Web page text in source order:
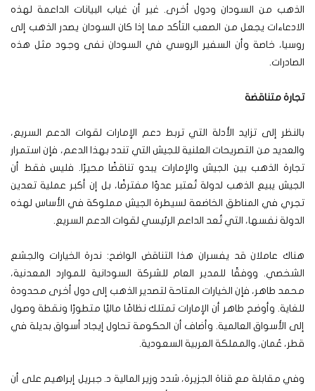
الذهب من السودان ودول أخرى. غير أن غياب البيانات الداعمة لهذه
الادعاءات يجعل من الصعب التأكد مما إذا كان السودان يصدر الذهب إلى
روسيا، خاصة وأن السفير الروسي في السودان نفى وجود مثل هذه
الصادرات.
تجارة متناقضة
بالنظر إلى تزايد الأدلة التي تربط دعم الإمارات لقوات الدعم السريع،
والعديد من التصريحات العلنية للجيش التي تندد بهذا الدعم، فإن استمرار
تجارة الذهب بين الجيش والإمارات يبدو تناقضًا محيرًا. فليس فقط أن
الجيش يبيع الذهب لدولة تُعتبر عدوًا مفترضًا، بل إن أكبر عملية تعدين
تجري في المناطق الخاضعة لسيطرة الجيش مملوكة في الأساس لهذه
الدولة نفسها، التي تُعد الداعم الرئيسي لقوات الدعم السريع.
هناك عاملان قد يفسران هذا التناقض الواضح: ندرة الخيارات والجشع
الشخصي. ووفقًا للمدير العام للشركة السودانية للموارد المعدنية،
محمد طاهر، فإن الخيارات المتاحة لتصدير الذهب إلى دول أخرى محدودة
للغاية. وأوضح طاهر أن الإمارات تمتلك نظامًا ماليًا متطورًا ونقطة وصول
إلى الأسواق العالمية. وأضاف أن الحكومة تحاول إيجاد أسواق بديلة في
قطر، عُمان، والمملكة العربية السعودية.
وفي مقابلة مع قناة الجزيرة، شدد وزير المالية د. جبريل إبراهيم على أن